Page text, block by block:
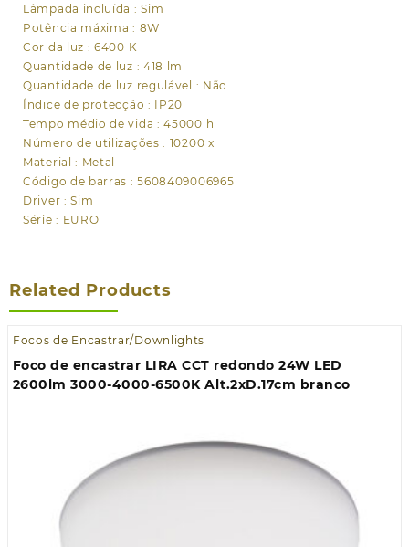
Lâmpada incluída : Sim
Potência máxima : 8W
Cor da luz : 6400 K
Quantidade de luz : 418 lm
Quantidade de luz regulável : Não
Índice de protecção : IP20
Tempo médio de vida : 45000 h
Número de utilizações : 10200 x
Material : Metal
Código de barras : 5608409006965
Driver : Sim
Série : EURO
Related Products
Focos de Encastrar/Downlights
Foco de encastrar LIRA CCT redondo 24W LED
2600lm 3000-4000-6500K Alt.2xD.17cm branco